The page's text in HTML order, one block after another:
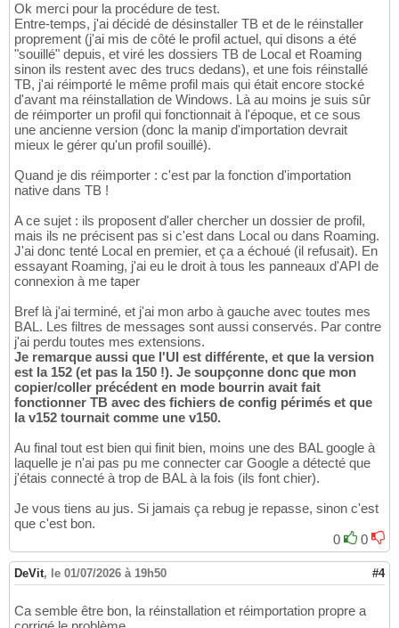
Ok merci pour la procédure de test.
Entre-temps, j'ai décidé de désinstaller TB et de le réinstaller
proprement (j'ai mis de côté le profil actuel, qui disons a été
"souillé" depuis, et viré les dossiers TB de Local et Roaming
sinon ils restent avec des trucs dedans), et une fois réinstallé
TB, j'ai réimporté le même profil mais qui était encore stocké
d'avant ma réinstallation de Windows. Là au moins je suis sûr
de réimporter un profil qui fonctionnait à l'époque, et ce sous
une ancienne version (donc la manip d'importation devrait
mieux le gérer qu'un profil souillé).
Quand je dis réimporter : c'est par la fonction d'importation
native dans TB !
A ce sujet : ils proposent d'aller chercher un dossier de profil,
mais ils ne précisent pas si c'est dans Local ou dans Roaming.
J'ai donc tenté Local en premier, et ça a échoué (il refusait). En
essayant Roaming, j'ai eu le droit à tous les panneaux d'API de
connexion à me taper
Bref là j'ai terminé, et j'ai mon arbo à gauche avec toutes mes
BAL. Les filtres de messages sont aussi conservés. Par contre
j'ai perdu toutes mes extensions.
Je remarque aussi que l'UI est différente, et que la version
est la 152 (et pas la 150 !). Je soupçonne donc que mon
copier/coller précédent en mode bourrin avait fait
fonctionner TB avec des fichiers de config périmés et que
la v152 tournait comme une v150.
Au final tout est bien qui finit bien, moins une des BAL google à
laquelle je n'ai pas pu me connecter car Google a détecté que
j'étais connecté à trop de BAL à la fois (ils font chier).
Je vous tiens au jus. Si jamais ça rebug je repasse, sinon c'est
que c'est bon.
0
0
DeVit, le 01/07/2026 à 19h50 #4
Ca semble être bon, la réinstallation et réimportation propre a